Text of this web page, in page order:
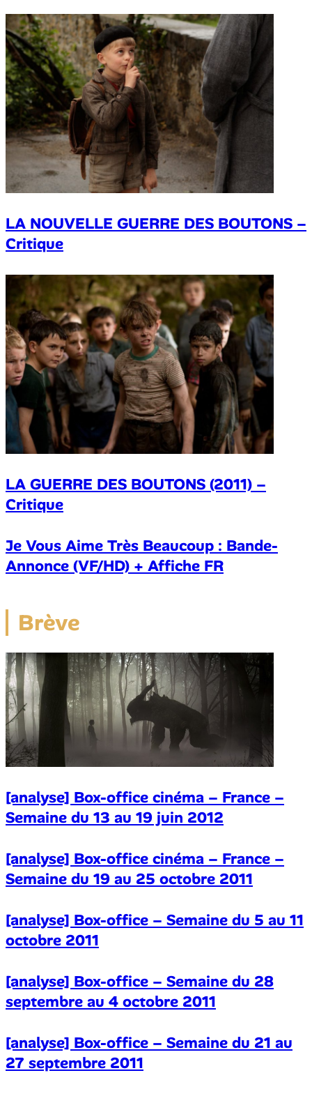
LA NOUVELLE GUERRE DES BOUTONS –
Critique
LA GUERRE DES BOUTONS (2011) –
Critique
Je Vous Aime Très Beaucoup : Bande-
Annonce (VF/HD) + Affiche FR
Brève
[analyse] Box-office cinéma – France –
Semaine du 13 au 19 juin 2012
[analyse] Box-office cinéma – France –
Semaine du 19 au 25 octobre 2011
[analyse] Box-office – Semaine du 5 au 11
octobre 2011
[analyse] Box-office – Semaine du 28
septembre au 4 octobre 2011
[analyse] Box-office – Semaine du 21 au
27 septembre 2011